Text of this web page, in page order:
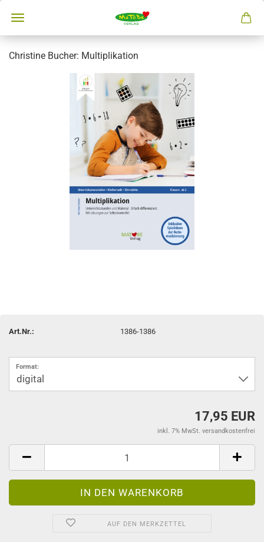
Christine Bucher: Multiplikation
Art.Nr.: 1386-1386
Format:
17,95 EUR
inkl. 7% MwSt. versandkostenfrei
AUF DEN MERKZETTEL